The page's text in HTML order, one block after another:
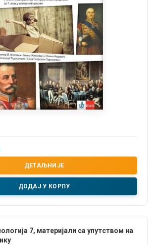
ДЕТАЉНИЈЕ
ДОДАЈ У КОРПУ
7, материјали са упутством на